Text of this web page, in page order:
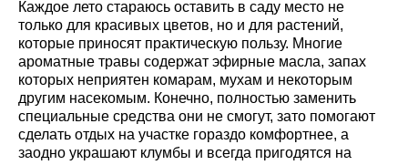
Каждое лето стараюсь оставить в саду место не
только для красивых цветов, но и для растений,
которые приносят практическую пользу. Многие
ароматные травы содержат эфирные масла, запах
которых неприятен комарам, мухам и некоторым
другим насекомым. Конечно, полностью заменить
специальные средства они не смогут, зато помогают
сделать отдых на участке гораздо комфортнее, а
заодно украшают клумбы и всегда пригодятся на